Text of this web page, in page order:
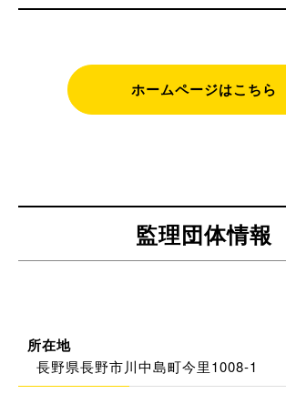
ホームページはこちら
監理団体情報
所在地
長野県長野市川中島町今里1008-1